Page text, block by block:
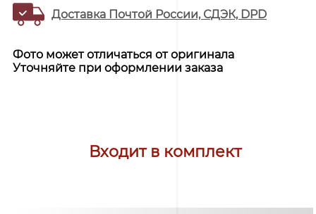
Доставка Почтой России, СДЭК, DPD
Фото может отличаться от оригинала
Уточняйте при оформлении заказа
Входит в комплект